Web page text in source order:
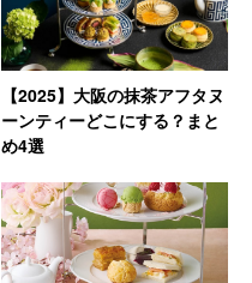
【2025】大阪の抹茶アフタヌ
ーンティーどこにする？まと
め4選